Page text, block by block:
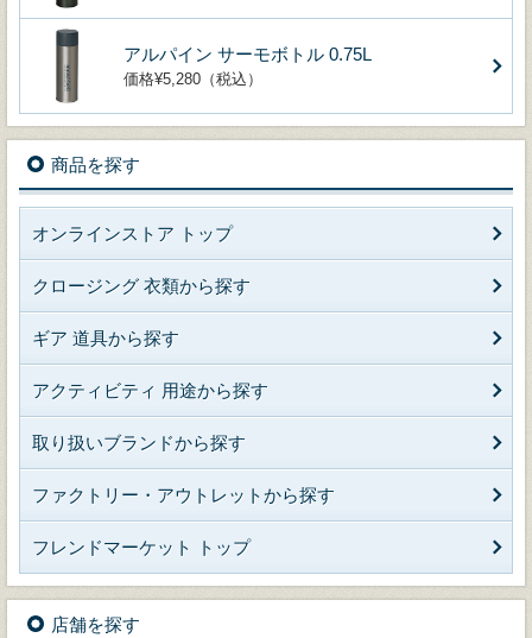
アルパイン サーモボトル 0.75L
価格¥5,280（税込）
商品を探す
オンラインストア トップ
クロージング 衣類から探す
ギア 道具から探す
アクティビティ 用途から探す
取り扱いブランドから探す
ファクトリー・アウトレットから探す
フレンドマーケット トップ
店舗を探す